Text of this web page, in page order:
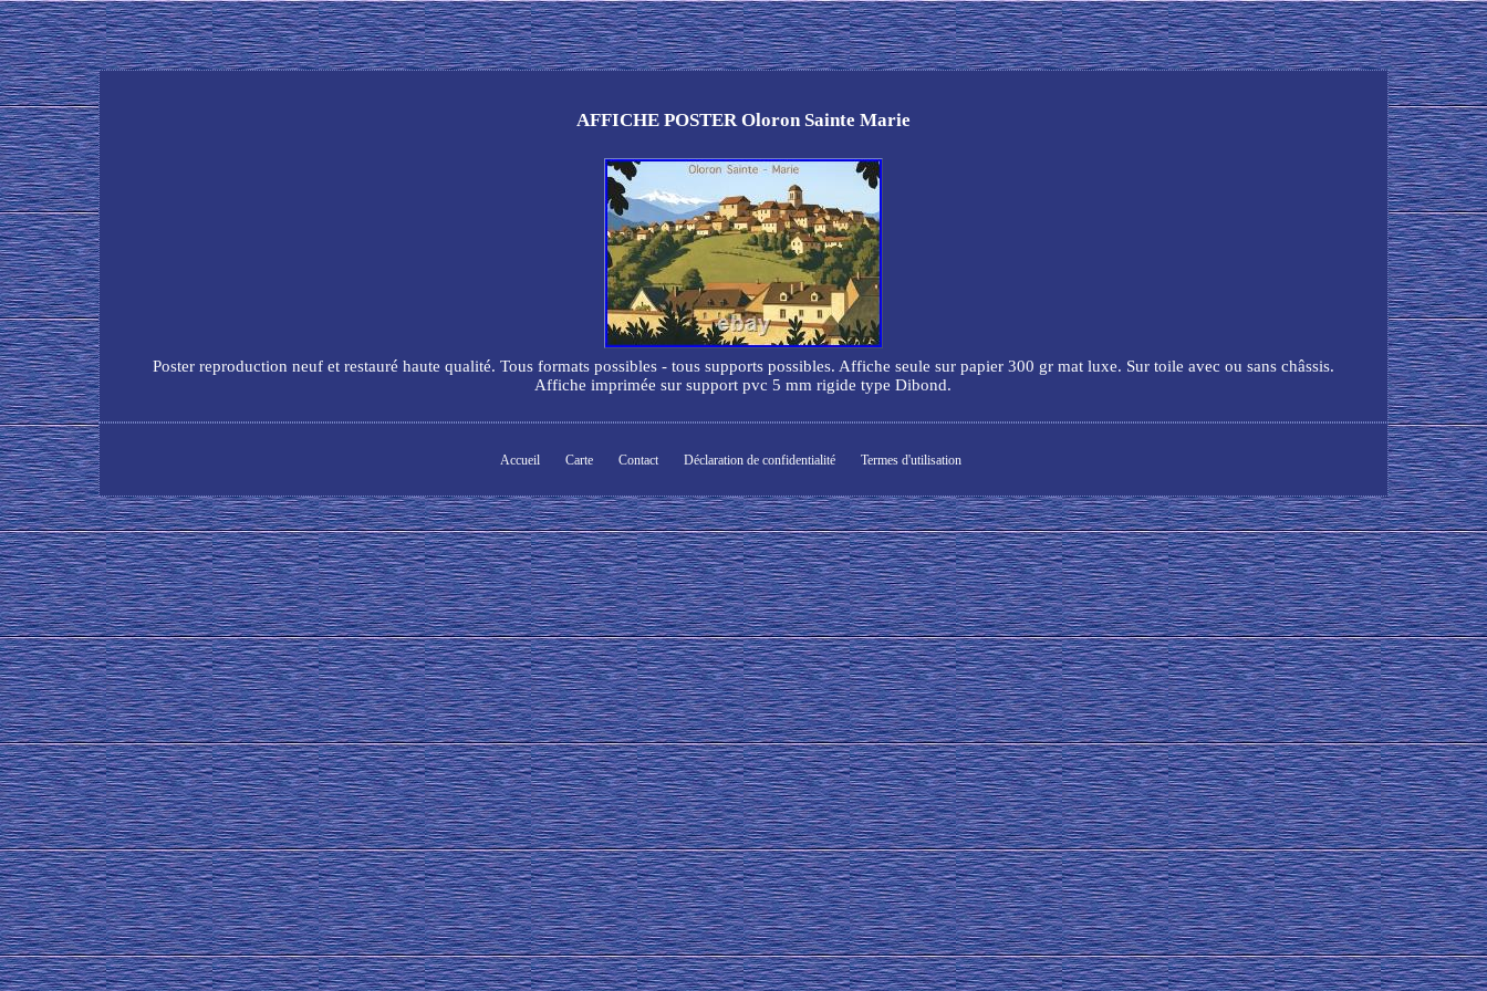
AFFICHE POSTER Oloron Sainte Marie
Poster reproduction neuf et restauré haute qualité. Tous formats possibles - tous supports possibles. Affiche seule sur papier 300 gr mat luxe. Sur toile avec ou sans châssis.
Affiche imprimée sur support pvc 5 mm rigide type Dibond.
Accueil Carte Contact Déclaration de confidentialité Termes d'utilisation